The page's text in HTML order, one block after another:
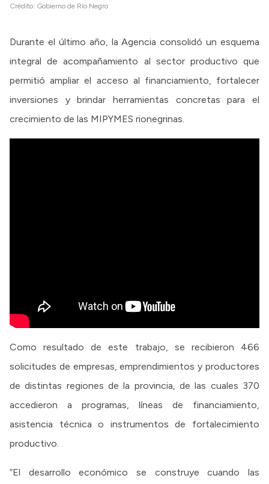
Crédito: Gobierno de Río Negro
Durante el último año, la Agencia consolidó un esquema
integral de acompañamiento al sector productivo que
permitió ampliar el acceso al financiamiento, fortalecer
inversiones y brindar herramientas concretas para el
crecimiento de las MIPYMES rionegrinas.
Como resultado de este trabajo, se recibieron 466
solicitudes de empresas, emprendimientos y productores
de distintas regiones de la provincia, de las cuales 370
accedieron a programas, líneas de financiamiento,
asistencia técnica o instrumentos de fortalecimiento
productivo.
“El desarrollo económico se construye cuando las